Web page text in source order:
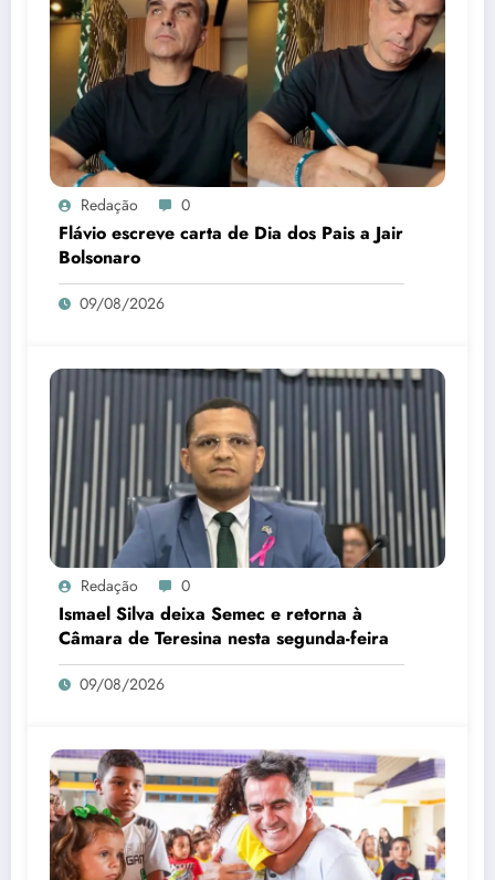
Redação 0
Flávio escreve carta de Dia dos Pais a Jair
Bolsonaro
09/08/2026
Redação 0
Ismael Silva deixa Semec e retorna à
Câmara de Teresina nesta segunda-feira
09/08/2026